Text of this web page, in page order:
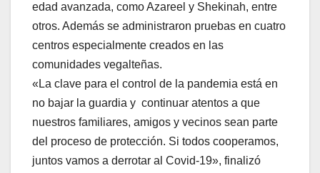
edad avanzada, como Azareel y Shekinah, entre
otros. Además se administraron pruebas en cuatro
centros especialmente creados en las
comunidades vegalteñas.
«La clave para el control de la pandemia está en
no bajar la guardia y continuar atentos a que
nuestros familiares, amigos y vecinos sean parte
del proceso de protección. Si todos cooperamos,
juntos vamos a derrotar al Covid-19», finalizó